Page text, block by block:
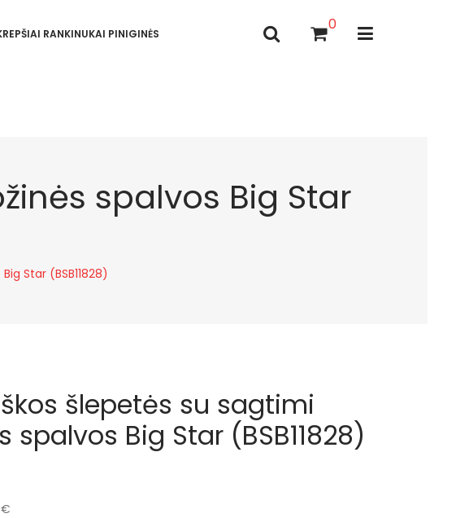
RANKINUKAI PINIGINĖS
0
spalvos Big Star
Star (BSB11828)
šlepetės su sagtimi
spalvos Big Star (BSB11828)
€